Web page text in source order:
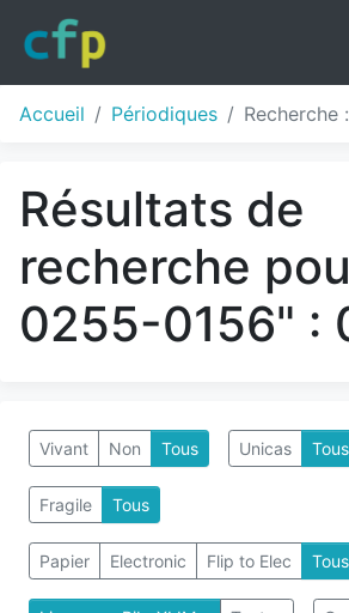
Accueil Périodiques Recherche
Résultats de
recherche
0255-0156" :
Vivant Non Tous Unicas Tous
Fragile Tous
Papier Electronic Flip to Elec Tous